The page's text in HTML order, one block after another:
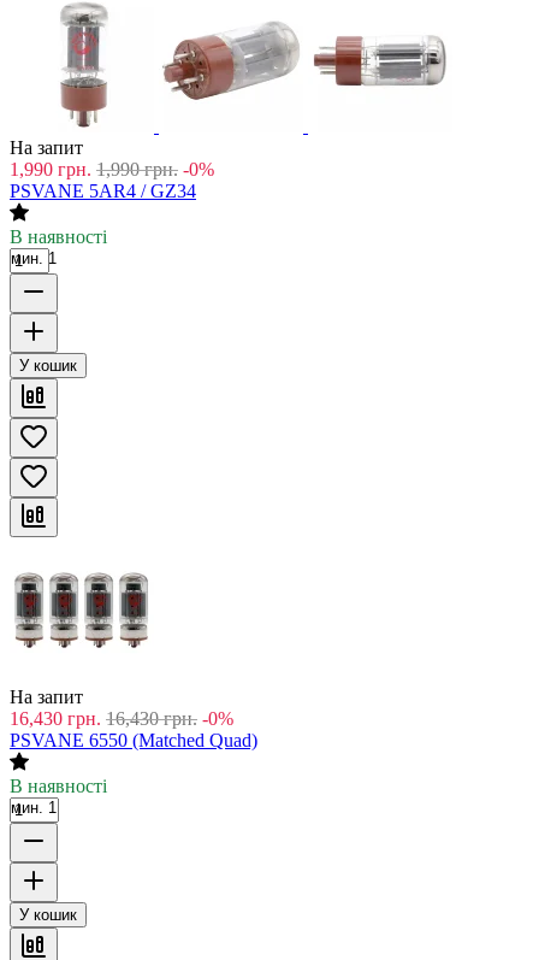
На запит
1,990 грн. 1,990 грн. -0%
PSVANE 5AR4 / GZ34
В наявності
мин. 1
У кошик
На запит
16,430 грн. 16,430 грн. -0%
PSVANE 6550 (Matched Quad)
В наявності
мин. 1
У кошик